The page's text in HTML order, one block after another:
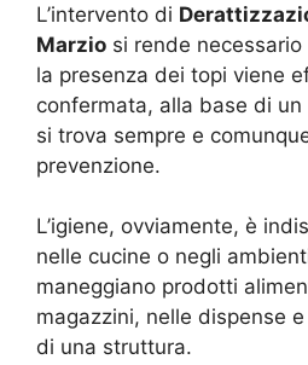
L’intervento di
Marzio si rende
la presenza dei topi viene
confermata, alla base di
si trova sempre e
prevenzione.
L’igiene, ovviamente, è
nelle cucine o negli
maneggiano prodotti
magazzini, nelle dispense
di una struttura.